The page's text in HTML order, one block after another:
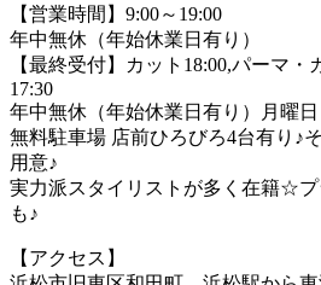
【営業時間】9:00～19:00
年中無休（年始休業日有り）
【最終受付】カット18:00,パーマ・
17:30
年中無休（年始休業日有り）月曜
無料駐車場 店前ひろびろ4台有り♪
用意♪
実力派スタイリストが多く在籍☆
も♪
【アクセス】